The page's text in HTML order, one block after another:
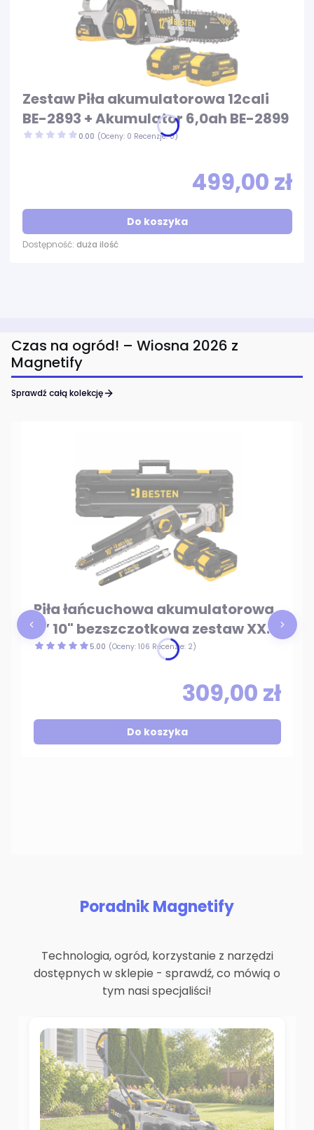
Zestaw Piła akumulatorowa 12cali
BE-2893 + Akumulator 6,0ah BE-2899
0.00 (Oceny: 0 Recenzje: 0)
499,00 zł
Do koszyka
Dostępność: duża ilość
Czas na ogród! – Wiosna 2026 z
Magnetify
Sprawdź całą kolekcję
Piła łańcuchowa akumulatorowa
8″ 10" bezszczotkowa zestaw XXL
2×4.0 Ah BESTEN BE-2916
5.00 (Oceny: 106 Recenzje: 2)
309,00 zł
Do koszyka
Poradnik Magnetify
Technologia, ogród, korzystanie z narzędzi
dostępnych w sklepie - sprawdź, co mówią o
tym nasi specjaliści!